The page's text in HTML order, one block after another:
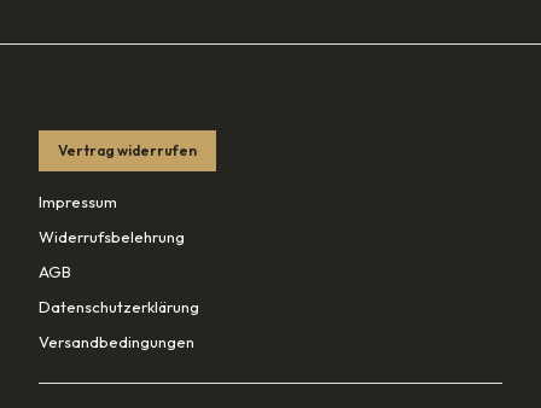
Vertrag widerrufen
Impressum
Widerrufsbelehrung
AGB
Datenschutzerklärung
Versandbedingungen